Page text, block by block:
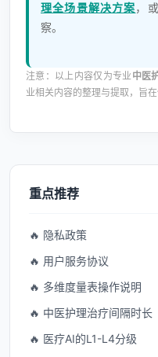
理全场景解决方案，
察。
注意：以上内容仅为专业中医
业相关内容的整理与提取，旨在
重点推荐
🔥 隐私政策
🔥 用户服务协议
🔥 多维度量表操作说明
🔥 中医护理治疗间隔时长
🔥 医疗AI的L1-L4分级